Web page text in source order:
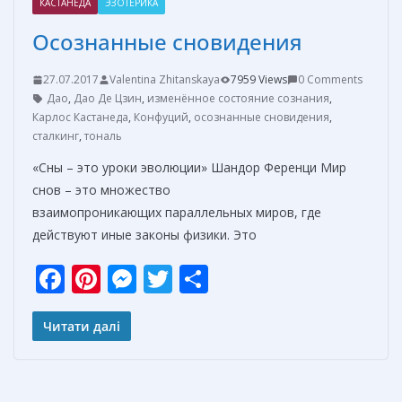
КАСТАНЕДА ЭЗОТЕРИКА
Осознанные сновидения
27.07.2017 Valentina Zhitanskaya 7959 Views
0 Comments
Дао, Дао Де Цзин, изменённое состояние сознания,
Карлос Кастанеда, Конфуций, осознанные сновидения,
сталкинг, тональ
«Сны – это уроки эволюции» Шандор Ференци Мир
снов – это множество
взаимопроникающих параллельных миров, где
действуют иные законы физики. Это
F
ac
e
Pi
nt
er
M T
Читати далі